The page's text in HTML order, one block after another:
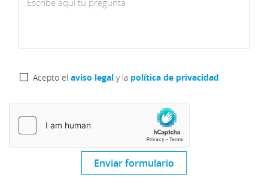
Escribe aquí tu pregunta
Acepto el aviso legal y la política de privacidad
Enviar formulario